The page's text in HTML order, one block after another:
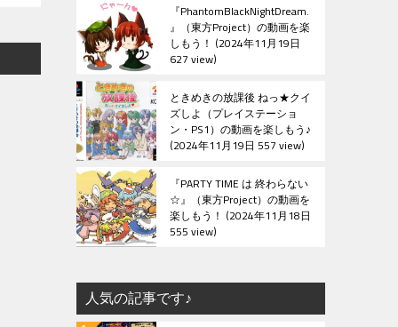
『PhantomBlackNightDream.
』（東方Project）の動画を楽
しもう！ 2024年11月19日
627 view
ときめきの放課後 ねっ★クイ
ズしよ（プレイステーショ
ン・PS1）の動画を楽しもう♪
2024年11月19日 557 view
『PARTY TIME は 終わらない
☆』（東方Project）の動画を
楽しもう！ 2024年11月18日
555 view
人気の記事です♪